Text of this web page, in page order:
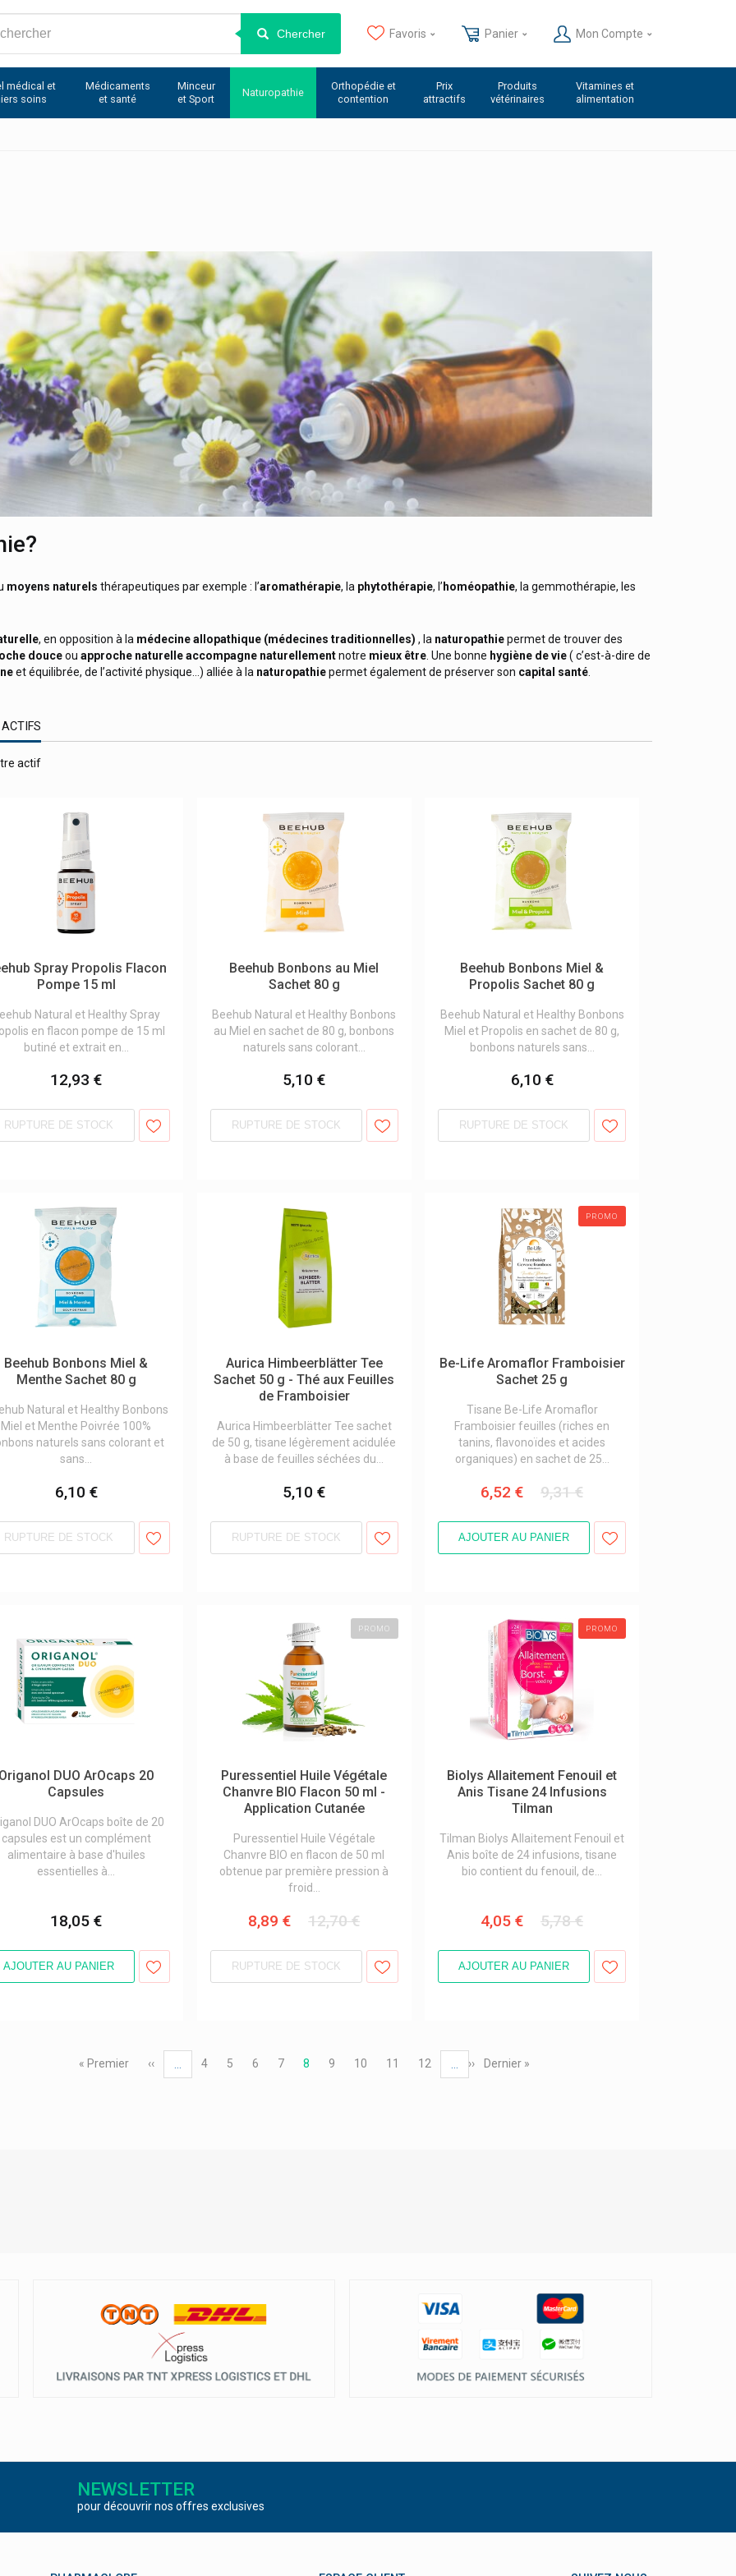
Chercher Favoris Panier Mon Compte
médical et
soins
Médicaments
et santé
Minceur
et Sport
Naturopathie
Orthopédie et
contention
Prix
attractifs
Produits
vétérinaires
Vitamines et
alimentation
?
moyens naturels thérapeutiques par exemple : l’aromathérapie, la phytothérapie, l’ homéopathie, la gemmothérapie, les
, en opposition à la médecine allopathique (médecines traditionnelles) , la naturopathiepermet de trouver des
douceou approche naturelleaccompagne naturellementnotre mieux être Une bonne hygiène de vie( c’est-à-dire de
et équilibrée, de l’activité physique…) alliée à la naturopathiepermet également de préserver son capital santé
ACTIFS
actif
Spray Propolis Flacon
Pompe 15 ml
Natural et Healthy Spray
en flacon pompe de 15 ml
butiné et extrait en...
12,93 €
RUPTURE DE STOCK
Beehub Bonbons au Miel
Sachet 80 g
Beehub Natural et Healthy Bonbons
au Miel en sachet de 80 g, bonbons
naturels sans colorant...
5,10 €
RUPTURE DE STOCK
Beehub Bonbons Miel &
Propolis Sachet 80 g
Beehub Natural et Healthy Bonbons
Miel et Propolis en sachet de 80 g,
bonbons naturels sans...
6,10 €
RUPTURE DE STOCK
Beehub Bonbons Miel &
Menthe Sachet 80 g
Natural et Healthy Bonbons
Miel et Menthe Poivrée 100%
naturels sans colorant et
sans...
6,10 €
RUPTURE DE STOCK
Aurica Himbeerblätter Tee
Sachet 50 g - Thé aux Feuilles
de Framboisier
Aurica Himbeerblätter Tee sachet
de 50 g, tisane légèrement acidulée
à base de feuilles séchées du...
5,10 €
RUPTURE DE STOCK
PROMO
Be-Life Aromaflor Framboisier
Sachet 25 g
Tisane Be-Life Aromaflor
Framboisier feuilles (riches en
tanins, flavonoïdes et acides
organiques) en sachet de 25...
6,52 € 9,31 €
AJOUTER AU PANIER
Origanol DUO ArOcaps 20
Capsules
DUO ArOcaps boîte de 20
capsules est un complément
alimentaire à base d'huiles
essentielles à...
18,05 €
AJOUTER AU PANIER
PROMO
Puressentiel Huile Végétale
Chanvre BIO Flacon 50 ml -
Application Cutanée
Puressentiel Huile Végétale
Chanvre BIO en flacon de 50 ml
obtenue par première pression à
froid...
8,89 € 12,70 €
RUPTURE DE STOCK
PROMO
Biolys Allaitement Fenouil et
Anis Tisane 24 Infusions
Tilman
Tilman Biolys Allaitement Fenouil et
Anis boîte de 24 infusions, tisane
bio contient du fenouil, de...
4,05 € 5,78 €
AJOUTER AU PANIER
Première
« Premier
Page
précédente
‹‹ Page
4 Page
5 Page
6 Page
7
Page
8 Page
9 Page
10 Page
11 Page
12
Page
suivante
››
Dernière
Dernier »
NEWSLETTER
pour découvrir nos offres exclusives